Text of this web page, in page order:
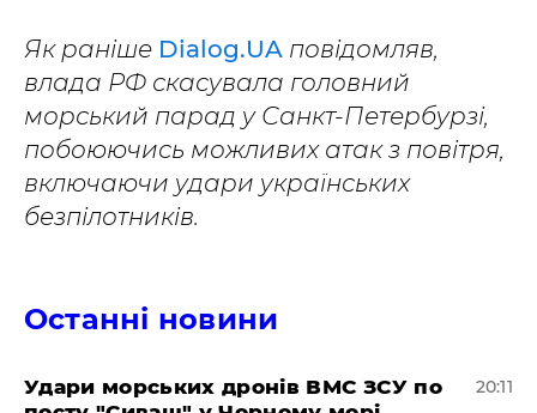
Як раніше Dialog.UA повідомляв,
влада РФ скасувала головний
морський парад у Санкт-Петербурзі,
побоюючись можливих атак з повітря,
включаючи удари українських
безпілотників.
Останні новини
Удари морських дронів ВМС ЗСУ по
20:11